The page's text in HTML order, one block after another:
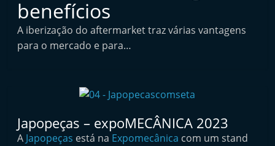
l
i
n
e
n
benefícios
A iberização do aftermarket traz várias vantagens
para o mercado e para…
Japopeças – expoMECÂNICA 2023
A Japopeças está na Expomecânica com um stand